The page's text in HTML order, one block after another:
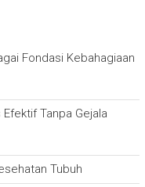
Fondasi Kebahagiaan
Tanpa Gejala
Tubuh